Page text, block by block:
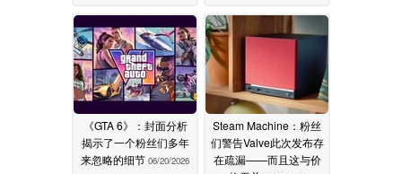
《GTA 6》：封面分析
揭示了一个粉丝们多年
来忽略的细节 06/20/2026
Steam Machine：粉丝
们警告Valve此次发布存
在疏漏——而且这与价